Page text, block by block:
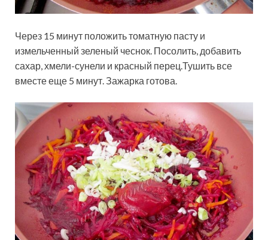
Через 15 минут положить томатную пасту и
измельченный зеленый чеснок. Посолить, добавить
сахар, хмели-сунели и красный перец.Тушить все
вместе еще 5 минут. Зажарка готова.